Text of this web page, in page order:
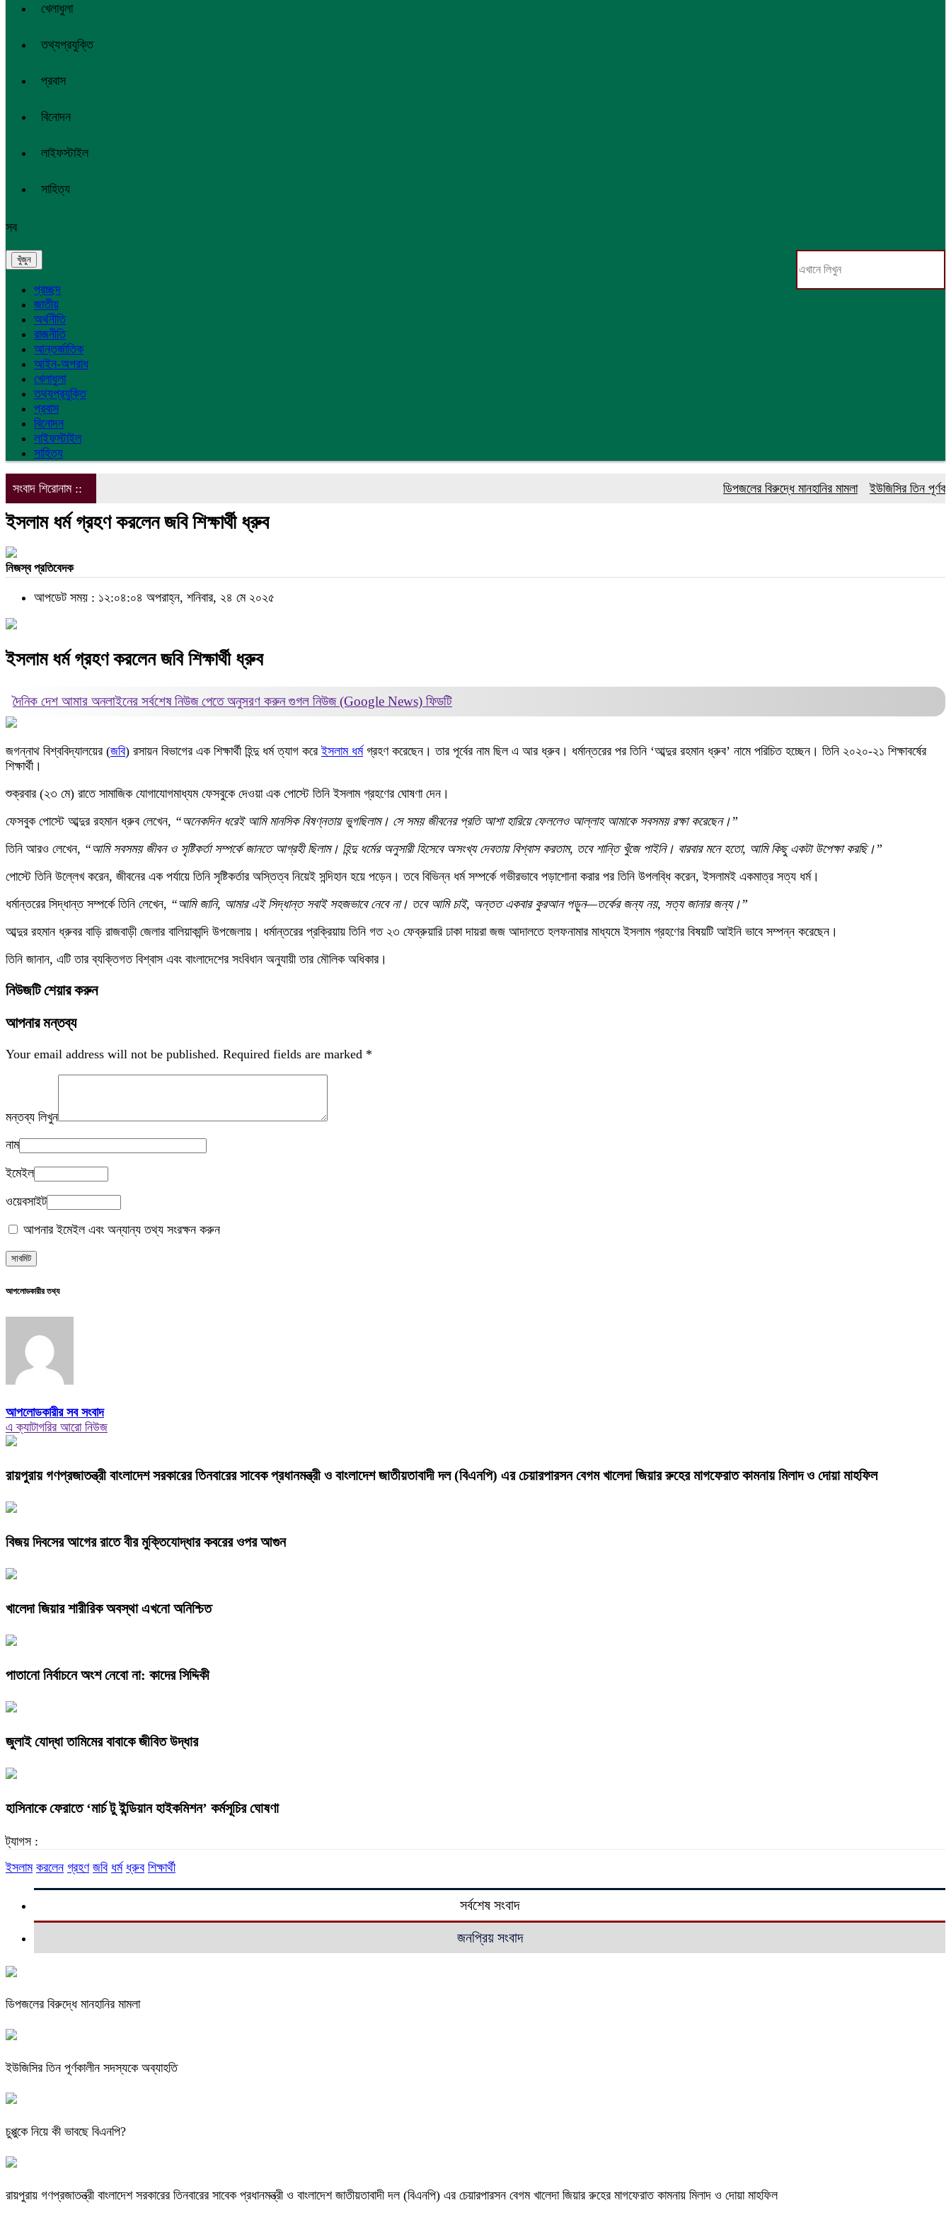
খেলাধুলা
তথ্যপ্রযুক্তি
প্রবাস
বিনোদন
লাইফস্টাইল
সাহিত্য
সব
প্রচ্ছদ
জাতীয়
অর্থনীতি
রাজনীতি
আন্তর্জাতিক
আইন-অপরাধ
খেলাধুলা
তথ্যপ্রযুক্তি
প্রবাস
বিনোদন
লাইফস্টাইল
সাহিত্য
সংবাদ শিরোনাম :: ডিপজলের বিরুদ্ধে মানহানির মামলা ইউজিসির তিন পূর্ণকালীন
ইসলাম ধর্ম গ্রহণ করলেন জবি শিক্ষার্থী ধ্রুব
নিজস্ব প্রতিবেদক
আপডেট সময় : ১২:০৪:০৪ অপরাহ্ন, শনিবার, ২৪ মে ২০২৫
ইসলাম ধর্ম গ্রহণ করলেন জবি শিক্ষার্থী ধ্রুব
দৈনিক দেশ আমার অনলাইনের সর্বশেষ নিউজ পেতে অনুসরণ করুনগুগল নিউজ (Google News) ফিডটি
জগন্নাথ বিশ্ববিদ্যালয়ের (জবি) রসায়ন বিভাগের এক শিক্ষার্থী হিন্দু ধর্ম ত্যাগ করেইসলাম ধর্মগ্রহণ করেছেন। তার পূর্বের নাম ছিল এ আর ধ্রুব। ধর্মান্তরের পর তিনি ‘আব্দুর রহমান ধ্রুব’ নামে পরিচিত হচ্ছেন। তিনি ২০২০-২১ শিক্ষাবর্ষের
শিক্ষার্থী।
শুক্রবার (২৩ মে) রাতে সামাজিক যোগাযোগমাধ্যম ফেসবুকে দেওয়া এক পোস্টে তিনি ইসলাম গ্রহণের ঘোষণা দেন।
ফেসবুক পোস্টে আব্দুর রহমান ধ্রুব লেখেন, “অনেকদিন ধরেই আমি মানসিক বিষণ্নতায় ভুগছিলাম। সে সময় জীবনের প্রতি আশা হারিয়ে ফেললেও আল্লাহ আমাকে সবসময় রক্ষা করেছেন।”
তিনি আরও লেখেন, “আমি সবসময় জীবন ও সৃষ্টিকর্তা সম্পর্কে জানতে আগ্রহী ছিলাম। হিন্দু ধর্মের অনুসারী হিসেবে অসংখ্য দেবতায় বিশ্বাস করতাম, তবে শান্তি খুঁজে পাইনি। বারবার মনে হতো, আমি কিছু একটা উপেক্ষা করছি।”
পোস্টে তিনি উল্লেখ করেন, জীবনের এক পর্যায়ে তিনি সৃষ্টিকর্তার অস্তিত্ব নিয়েই সন্দিহান হয়ে পড়েন। তবে বিভিন্ন ধর্ম সম্পর্কে গভীরভাবে পড়াশোনা করার পর তিনি উপলব্ধি করেন, ইসলামই একমাত্র সত্য ধর্ম।
ধর্মান্তরের সিদ্ধান্ত সম্পর্কে তিনি লেখেন, “আমি জানি, আমার এই সিদ্ধান্ত সবাই সহজভাবে নেবে না। তবে আমি চাই, অন্তত একবার কুরআন পড়ুন—তর্কের জন্য নয়, সত্য জানার জন্য।”
আব্দুর রহমান ধ্রুবর বাড়ি রাজবাড়ী জেলার বালিয়াকান্দি উপজেলায়। ধর্মান্তরের প্রক্রিয়ায় তিনি গত ২৩ ফেব্রুয়ারি ঢাকা দায়রা জজ আদালতে হলফনামার মাধ্যমে ইসলাম গ্রহণের বিষয়টি আইনি ভাবে সম্পন্ন করেছেন।
তিনি জানান, এটি তার ব্যক্তিগত বিশ্বাস এবং বাংলাদেশের সংবিধান অনুযায়ী তার মৌলিক অধিকার।
নিউজটি শেয়ার করুন
আপনার মন্তব্য
Your email address will not be published. Required fields are marked *
মন্তব্য লিখুন
নাম
ইমেইল
ওয়েবসাইট
আপনার ইমেইল এবং অন্যান্য তথ্য সংরক্ষন করুন
আপলোডকারীর তথ্য
আপলোডকারীর সব সংবাদ
এ ক্যাটাগরির আরো নিউজ
রায়পুরায় গণপ্রজাতন্ত্রী বাংলাদেশ সরকারের তিনবারের সাবেক প্রধানমন্ত্রী ও বাংলাদেশ জাতীয়তাবাদী দল (বিএনপি) এর চেয়ারপারসন বেগম খালেদা জিয়ার রুহের মাগফেরাত কামনায় মিলাদ ও দোয়া মাহফিল
বিজয় দিবসের আগের রাতে বীর মুক্তিযোদ্ধার কবরের ওপর আগুন
খালেদা জিয়ার শারীরিক অবস্থা এখনো অনিশ্চিত
পাতানো নির্বাচনে অংশ নেবো না: কাদের সিদ্দিকী
জুলাই যোদ্ধা তামিমের বাবাকে জীবিত উদ্ধার
হাসিনাকে ফেরাতে ‘মার্চ টু ইন্ডিয়ান হাইকমিশন’ কর্মসূচির ঘোষণা
ট্যাগস :
ইসলাম করলেন গ্রহণ জবি ধর্ম ধ্রুব শিক্ষার্থী
সর্বশেষ সংবাদ
জনপ্রিয় সংবাদ
ডিপজলের বিরুদ্ধে মানহানির মামলা
ইউজিসির তিন পূর্ণকালীন সদস্যকে অব্যাহতি
চুপ্পুকে নিয়ে কী ভাবছে বিএনপি?
রায়পুরায় গণপ্রজাতন্ত্রী বাংলাদেশ সরকারের তিনবারের সাবেক প্রধানমন্ত্রী ও বাংলাদেশ জাতীয়তাবাদী দল (বিএনপি) এর চেয়ারপারসন বেগম খালেদা জিয়ার রুহের মাগফেরাত কামনায় মিলাদ ও দোয়া মাহফিল